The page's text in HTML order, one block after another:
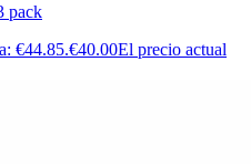
pack
€44.85.€40.00El precio actual